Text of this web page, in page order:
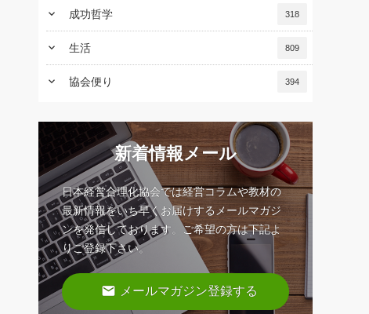
keyboard_arrow_down 成功哲学 318
keyboard_arrow_down 生活 809
keyboard_arrow_down 協会便り 394
新着情報メール
日本経営合理化協会では経営コラムや教材の
最新情報をいち早くお届けするメールマガジ
ンを発信しております。ご希望の方は下記よ
りご登録下さい。
email メールマガジン登録する